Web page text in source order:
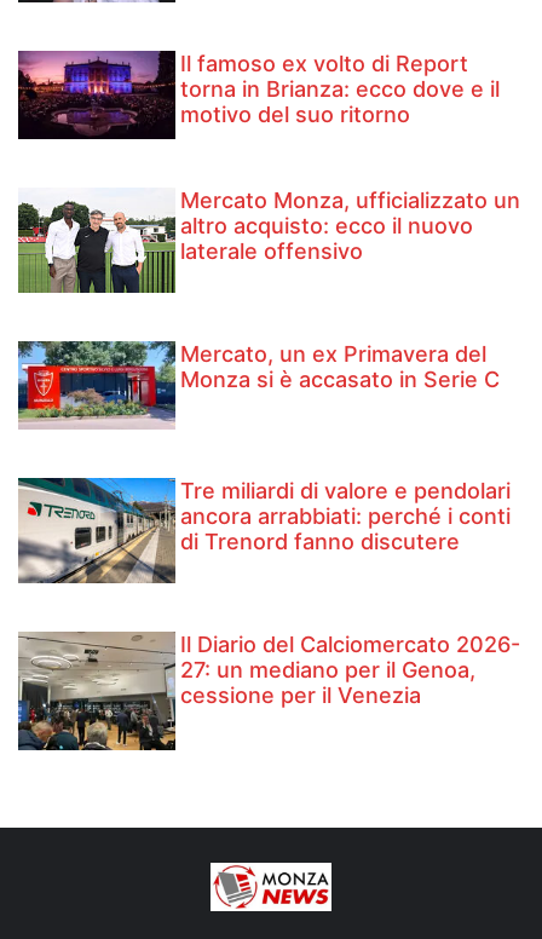
Il famoso ex volto di Report
torna in Brianza: ecco dove e il
motivo del suo ritorno
Mercato Monza, ufficializzato un
altro acquisto: ecco il nuovo
laterale offensivo
Mercato, un ex Primavera del
Monza si è accasato in Serie C
Tre miliardi di valore e pendolari
ancora arrabbiati: perché i conti
di Trenord fanno discutere
Il Diario del Calciomercato 2026-
27: un mediano per il Genoa,
cessione per il Venezia